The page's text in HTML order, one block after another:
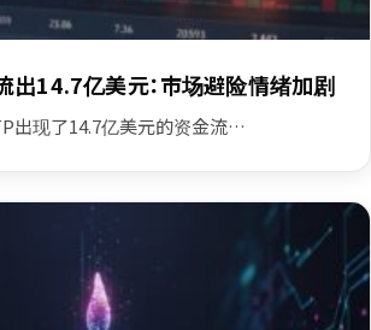
出14.7亿美元：市场避险情绪加剧
出现了14.7亿美元的资金流…